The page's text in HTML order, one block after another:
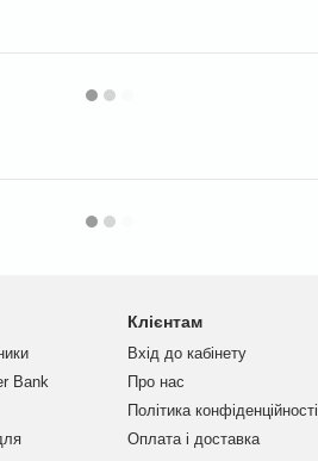
Bank
Клієнтам
Вхід до кабінету
Про нас
Політика конфіденційності
Оплата і доставка